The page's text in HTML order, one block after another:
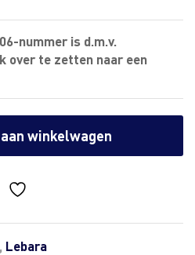
nummer is d.m.v.
over te zetten naar een
winkelwagen
, Lebara